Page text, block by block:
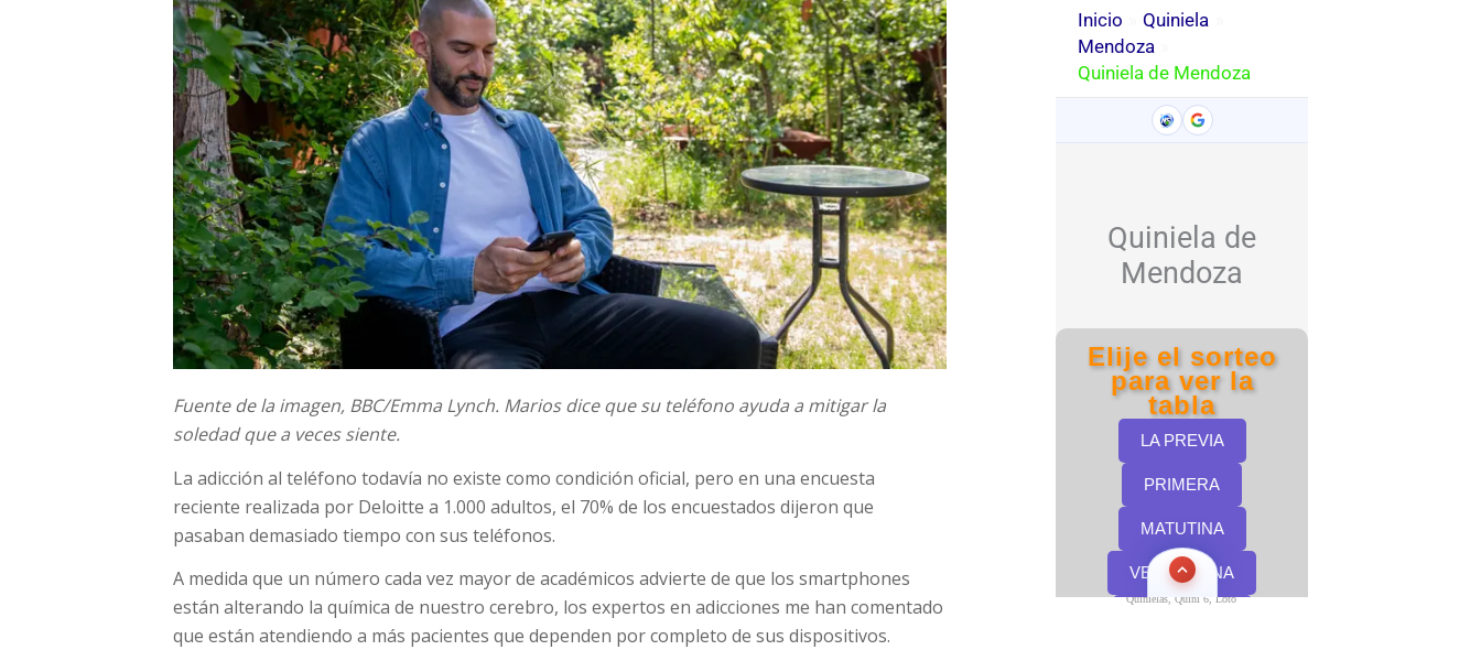
Fuente de la imagen, BBC/Emma Lynch. Marios dice que su teléfono ayuda a mitigar la
soledad que a veces siente.
La adicción al teléfono todavía no existe como condición oficial, pero en una encuesta
reciente realizada por Deloitte a 1.000 adultos, el 70% de los encuestados dijeron que
pasaban demasiado tiempo con sus teléfonos.
A medida que un número cada vez mayor de académicos advierte de que los smartphones
están alterando la química de nuestro cerebro, los expertos en adicciones me han comentado
que están atendiendo a más pacientes que dependen por completo de sus dispositivos.
Quinielas, Quini 6, Loto